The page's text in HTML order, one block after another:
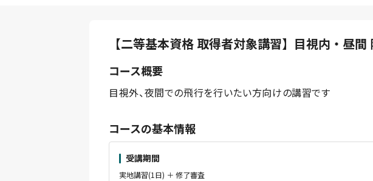
【二等基本資格 取得者対象講習】目視内・昼間
コース概要
目視外、夜間での飛行を行いたい方向けの講習です
コースの基本情報
受講期間
実地講習(1日) ＋ 修了審査